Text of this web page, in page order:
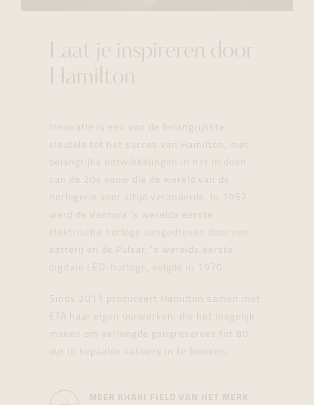
Laat je inspireren door
Hamilton
Innovatie is een van de belangrijkste
sleutels tot het succes van Hamilton, met
belangrijke ontwikkelingen in het midden
van de 20e eeuw die de wereld van de
horlogerie voor altijd veranderde. In 1957
werd de Ventura 's werelds eerste
elektrische horloge aangedreven door een
batterij en de Pulsar, 's werelds eerste
digitale LED-horloge, volgde in 1970.
Sinds 2011 produceert Hamilton samen met
ETA haar eigen uurwerken, die het mogelijk
maken om verlengde gangreserves tot 80
uur in bepaalde kalibers in te bouwen.
MEER KHAKI FIELD VAN HET MERK